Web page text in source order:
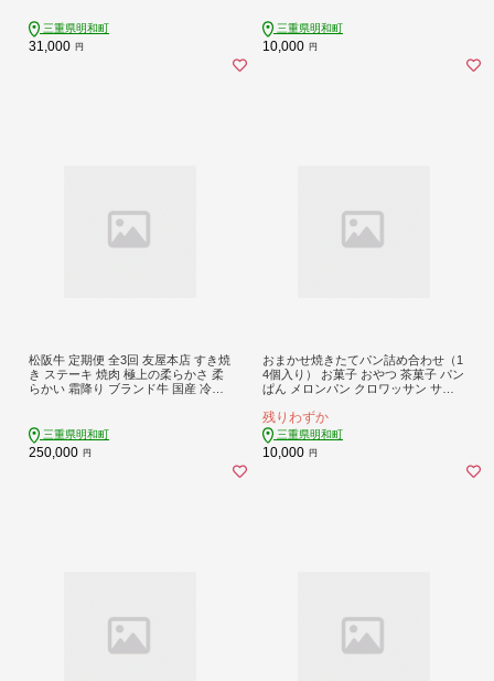
三重県明和町
31,000 円
子工房ハナエム
三重県明和町
10,000 円
松阪牛 定期便 全3回 友屋本店 すき焼
き ステーキ 焼肉 極上の柔らかさ 柔
らかい 霜降り ブランド牛 国産 冷凍
三重県明和町
250,000 円
おまかせ焼きたてパン詰め合わせ（1
4個入り） お菓子 おやつ 茶菓子 パン
ぱん メロンパン クロワッサン サク
朝食 軽食 冷凍
残りわずか
三重県明和町
10,000 円